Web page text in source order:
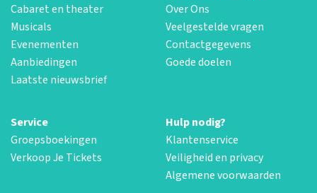
Cabaret en theater
Musicals
Evenementen
Aanbiedingen
Laatste nieuwsbrief
Over Ons
Veelgestelde vragen
Contactgegevens
Goede doelen
Service
Groepsboekingen
Verkoop Je Tickets
Hulp nodig?
Klantenservice
Veiligheid en privacy
Algemene voorwaarden